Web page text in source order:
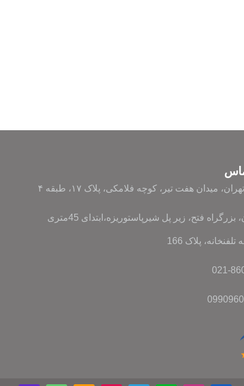
تهران، میدان هفت تیر، کوچه فلامکی، پلاک ۱۷، طبقه ۴
تهران، بزرگراه فتح، زیر پل شیرپاستوریزه،ابتدای 45متری
پلاک 166